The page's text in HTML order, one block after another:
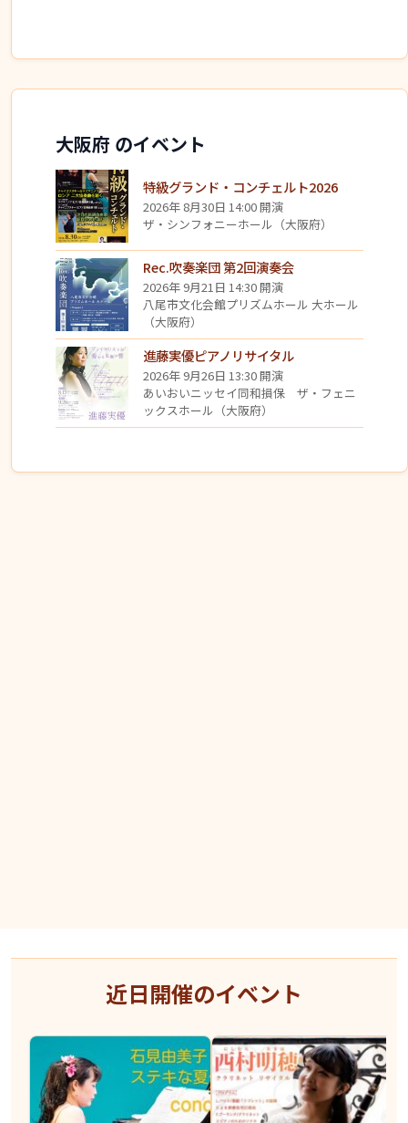
大阪府 のイベント
特級グランド・コンチェルト2026
2026年 8月30日 14:00 開演
ザ・シンフォニーホール（大阪府）
Rec.吹奏楽団 第2回演奏会
2026年 9月21日 14:30 開演
八尾市文化会館プリズムホール 大ホール
（大阪府）
進藤実優ピアノリサイタル
2026年 9月26日 13:30 開演
あいおいニッセイ同和損保 ザ・フェニ
ックスホール（大阪府）
近日開催のイベント